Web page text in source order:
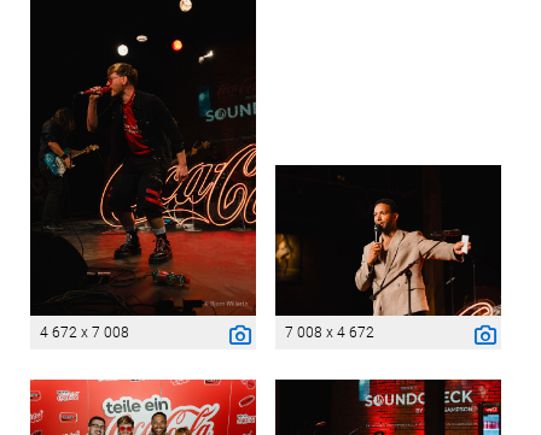
4 672 x 7 008 7 008 x 4 672